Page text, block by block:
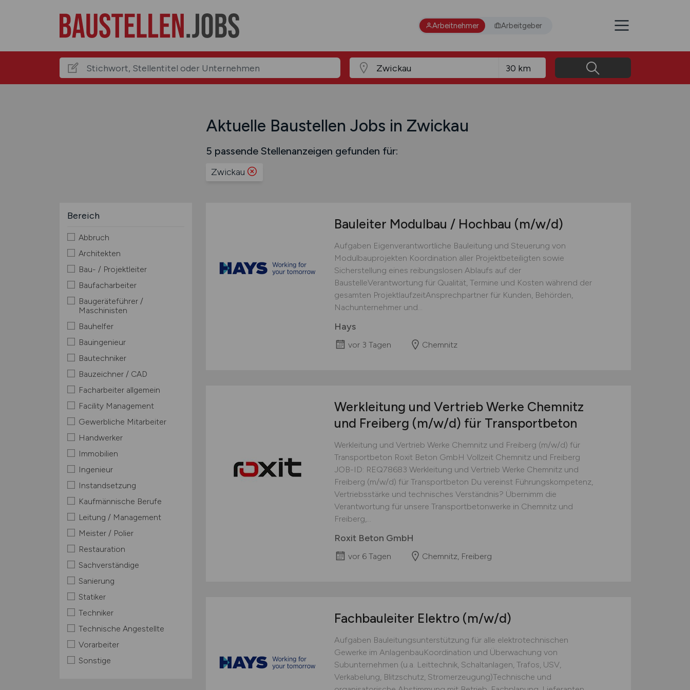
Arbeitnehmer Arbeitgeber
Aktuelle Baustellen Jobs in Zwickau
5 passende Stellenanzeigen gefunden für:
Zwickau
Bereich
Abbruch
Architekten
Bau- / Projektleiter
Baufacharbeiter
Baugeräteführer /
Maschinisten
Bauhelfer
Bauingenieur
Bautechniker
Bauzeichner / CAD
Facharbeiter allgemein
Facility Management
Gewerbliche Mitarbeiter
Handwerker
Immobilien
Ingenieur
Instandsetzung
Kaufmännische Berufe
Leitung / Management
Meister / Polier
Restauration
Sachverständige
Sanierung
Statiker
Techniker
Technische Angestellte
Vorarbeiter
Sonstige
Bauleiter Modulbau / Hochbau (m/w/d)
Aufgaben Eigenverantwortliche Bauleitung und Steuerung von
Modulbauprojekten Koordination aller Projektbeteiligten sowie
Sicherstellung eines reibungslosen Ablaufs auf der
BaustelleVerantwortung für Qualität, Termine und Kosten während der
gesamten ProjektlaufzeitAnsprechpartner für Kunden, Behörden,
Nachunternehmer und...
Hays
vor 3 Tagen Chemnitz
Werkleitung und Vertrieb Werke Chemnitz
und Freiberg (m/w/d) für Transportbeton
Werkleitung und Vertrieb Werke Chemnitz und Freiberg (m/w/d) für
Transportbeton Roxit Beton GmbH Vollzeit Chemnitz und Freiberg
JOB-ID: REQ78683 Werkleitung und Vertrieb Werke Chemnitz und
Freiberg (m/w/d) für Transportbeton Du vereinst Führungskompetenz,
Vertriebsstärke und technisches Verständnis? Übernimm die
Verantwortung für unsere Transportbetonwerke in Chemnitz und
Freiberg,...
Roxit Beton GmbH
vor 6 Tagen Chemnitz, Freiberg
Fachbauleiter Elektro (m/w/d)
Aufgaben Bauleitungsunterstützung für alle elektrotechnischen
Gewerke im AnlagenbauKoordination und Überwachung von
Subunternehmen (u.a. Leittechnik, Schaltanlagen, Trafos, USV,
Verkabelung, Blitzschutz, Stromerzeugung)Technische und